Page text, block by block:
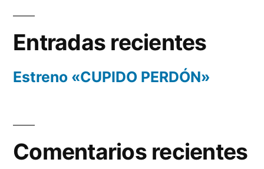
Entradas recientes
Estreno «CUPIDO PERDÓN»
Comentarios recientes